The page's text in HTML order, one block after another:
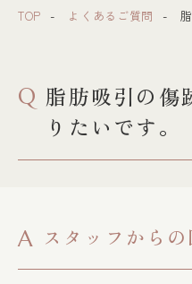
TOP よくあるご質問
Q 脂肪吸引の傷
りたいです。
A スタッフから